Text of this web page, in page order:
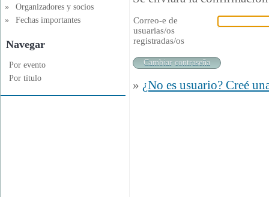
»
Organizadores y socios
»
Fechas importantes
Navegar
Por evento
Por título
Correo-e de
usuarias/os
registradas/os
» ¿No es usuario? Creé